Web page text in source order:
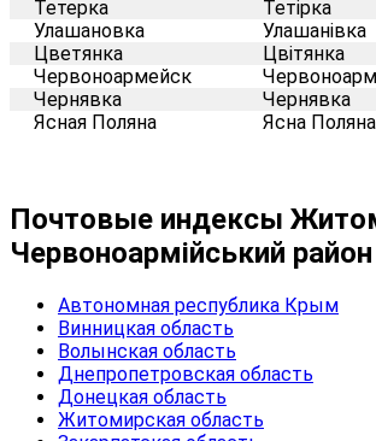
Тетерка
Тетірка
Улашановка
Улашанівка
Цветянка
Цвітянка
Червоноармейск
Чернявка
Чернявка
Ясная Поляна
Ясна Поляна
Почтовые индексы
Червоноармійський район
Автономная республика Крым
Винницкая область
Волынская область
Днепропетровская область
Донецкая область
Житомирская область